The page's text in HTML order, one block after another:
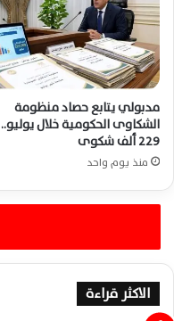
مدبولي يتابع حصاد منظومة
الشكاوى الحكومية خلال يوليو..
229 ألف شكوى
منذ يوم واحد
الاكثر قراءة